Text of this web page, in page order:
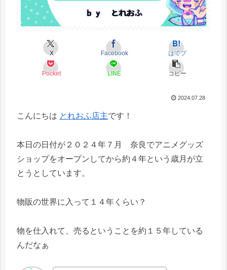
X Facebook はてブ
Pocket LINE コピー
2024.07.28
こんにちは とれおふ店主です！
本日の日付が２０２４年７月 奈良でアニメグッズ
ショップをオープンしてから約４年という歳月が立
とうとしています。
物販の世界に入って１４年くらい？
物を仕入れて、売るということを約１５年している
んだなぁ